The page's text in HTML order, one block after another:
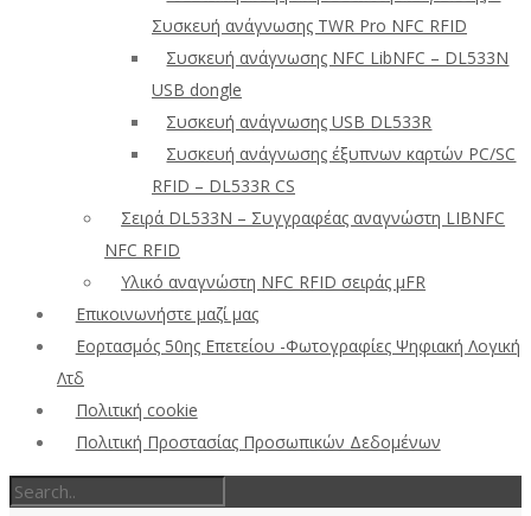
Συσκευή ανάγνωσης TWR Pro NFC RFID
Συσκευή ανάγνωσης NFC LibNFC – DL533N
USB dongle
Συσκευή ανάγνωσης USB DL533R
Συσκευή ανάγνωσης έξυπνων καρτών PC/SC
RFID – DL533R CS
Σειρά DL533N – Συγγραφέας αναγνώστη LIBNFC
NFC RFID
Υλικό αναγνώστη NFC RFID σειράς μFR
Επικοινωνήστε μαζί μας
Εορτασμός 50ης Επετείου -Φωτογραφίες Ψηφιακή Λογική
Λτδ
Πολιτική cookie
Πολιτική Προστασίας Προσωπικών Δεδομένων